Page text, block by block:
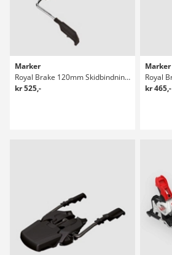
Marker
Royal Brake 120mm Skidbindningar
kr 525,-
Marker
kr 465,-